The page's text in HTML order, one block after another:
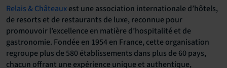
Relais & Châteauxest une association internationale d’hôtels,
de resorts et de restaurants de luxe, reconnue pour
promouvoir l’excellence en matière d’hospitalité et de
gastronomie. Fondée en 1954 en France, cette organisation
regroupe plus de 580 établissements dans plus de 60 pays,
chacun offrant une expérience unique et authentique,